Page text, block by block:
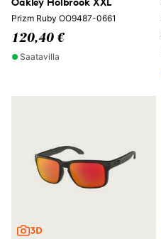
Prizm Ruby OO9487-0661
120,40 €
Saatavilla